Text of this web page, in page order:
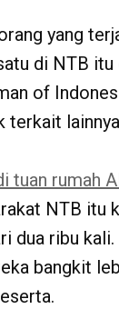
yang
di NTB
of
terkait
tuan rumah
NTB itu
dua ribu
bangkit